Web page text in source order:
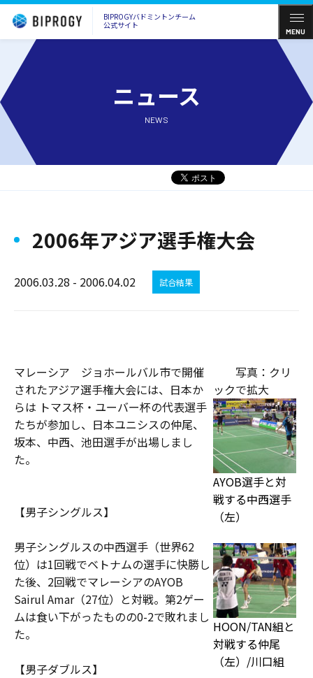
BIPROGYバドミントンチーム
公式サイト
MENU
ニュース
NEWS
2006年アジア選手権大会
2006.03.28 - 2006.04.02 試合結果
マレーシア ジョホールバル市で開催
されたアジア選手権大会には、日本か
らは トマス杯・ユーバー杯の代表選手
たちが参加し、日本ユニシスの仲尾、
坂本、中西、池田選手が出場しまし
た。
【男子シングルス】
男子シングルスの中西選手（世界62
位）は1回戦でベトナムの選手に快勝し
た後、2回戦でマレーシアのAYOB
Sairul Amar（27位）と対戦。第2ゲー
ムは食い下がったものの0-2で敗れまし
た。
【男子ダブルス】
写真：クリ
ックで拡大
AYOB選手と対
戦する中西選手
（左）
HOON/TAN組と
対戦する仲尾
（左）/川口組